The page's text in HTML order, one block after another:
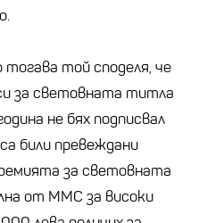
той споделя, че
за световната титла
не бях подписвал
били превеждани
за световната
от ММС за високи